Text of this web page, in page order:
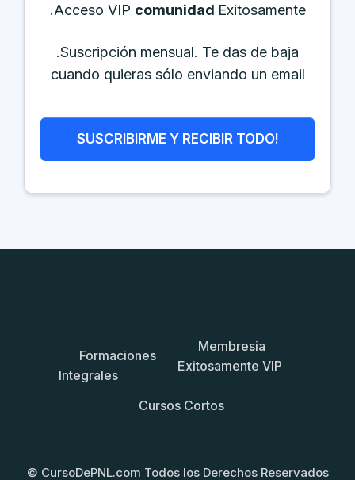
.Acceso VIP comunidad Exitosamente
.Suscripción mensual. Te das de baja
cuando quieras sólo enviando un email
SUSCRIBIRME Y RECIBIR TODO!
Formaciones
Integrales
Membresia
Exitosamente VIP
Cursos Cortos
© CursoDePNL.com Todos los Derechos Reservados